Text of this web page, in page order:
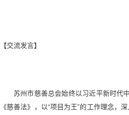
【交流发言】
苏州市慈善总会始终以习近平新时代
《慈善法》，以“项目为王”的工作理念